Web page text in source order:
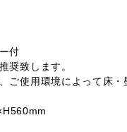
付
奨致します。
ご使用環境によって床